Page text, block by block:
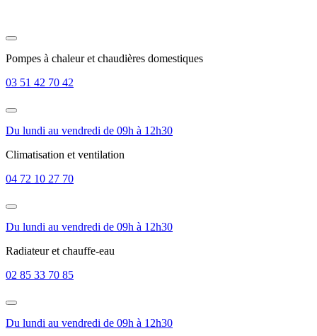
Pompes à chaleur et chaudières domestiques
03 51 42 70 42
Du lundi au vendredi de 09h à 12h30
Climatisation et ventilation
04 72 10 27 70
Du lundi au vendredi de 09h à 12h30
Radiateur et chauffe-eau
02 85 33 70 85
Du lundi au vendredi de 09h à 12h30